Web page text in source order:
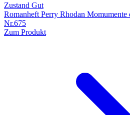
Zustand Gut
Romanheft Perry Rhodan Momumente
Nr.675
Zum Produkt